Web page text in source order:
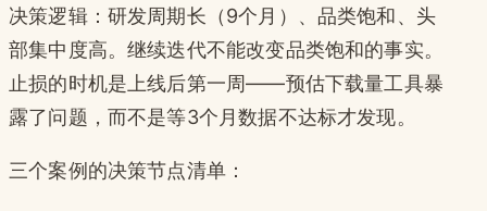
决策逻辑：研发周期长（9个月）、品类饱和、头
部集中度高。继续迭代不能改变品类饱和的事实。
止损的时机是上线后第一周——预估下载量工具暴
露了问题，而不是等3个月数据不达标才发现。
三个案例的决策节点清单：